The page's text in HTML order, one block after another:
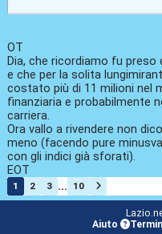
OT
Dia, che ricordiamo fu preso
e che per la solita
costato più di 11 milioni nel
finanziaria e probabilmente
carriera.
Ora vallo a rivendere non
meno (facendo pure
con gli indici già sforati).
EOT
1 2 3 ... 10
Aiuto